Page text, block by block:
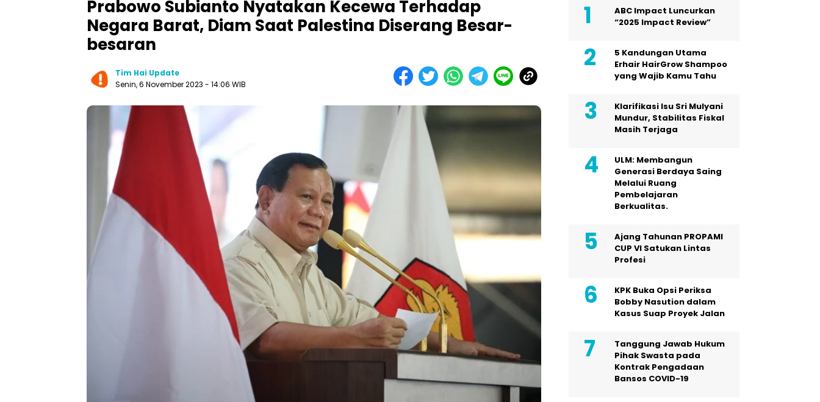
Prabowo Subianto Nyatakan Kecewa Terhadap
Negara Barat, Diam Saat Palestina Diserang Besar-
besaran
Tim Hai Update
Senin, 6 November 2023 - 14:06 WIB
ABC Impact Luncurkan
“2025 Impact Review”
5 Kandungan Utama
Erhair HairGrow Shampoo
yang Wajib Kamu Tahu
Klarifikasi Isu Sri Mulyani
Mundur, Stabilitas Fiskal
Masih Terjaga
ULM: Membangun
Generasi Berdaya Saing
Melalui Ruang
Pembelajaran
Berkualitas.
Ajang Tahunan PROPAMI
CUP VI Satukan Lintas
Profesi
KPK Buka Opsi Periksa
Bobby Nasution dalam
Kasus Suap Proyek Jalan
Tanggung Jawab Hukum
Pihak Swasta pada
Kontrak Pengadaan
Bansos COVID-19